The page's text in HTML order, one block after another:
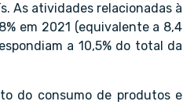
As atividades relacionadas à
em 2021 (equivalente a 8,4
a 10,5% do total da
do consumo de produtos e